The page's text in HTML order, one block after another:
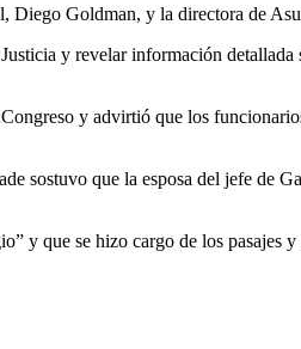
Diego Goldman, y la directora de
y revelar información
y advirtió que los
sostuvo que la esposa del jefe de
y que se hizo cargo de los pasajes y